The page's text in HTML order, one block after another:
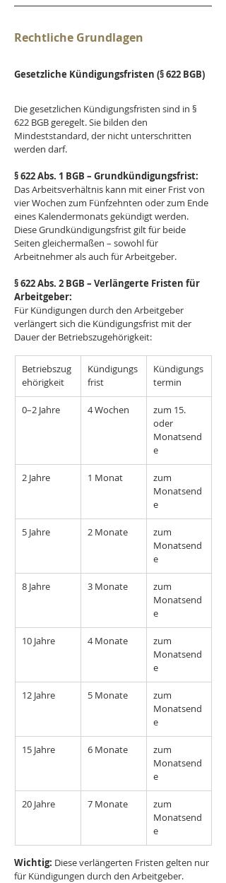
Rechtliche Grundlagen
Gesetzliche Kündigungsfristen (§ 622 BGB)
Die gesetzlichen Kündigungsfristen sind in §
622 BGB geregelt. Sie bilden den
Mindeststandard, der nicht unterschritten
werden darf.
§ 622 Abs. 1 BGB – Grundkündigungsfrist:
Das Arbeitsverhältnis kann mit einer Frist von
vier Wochen zum Fünfzehnten oder zum Ende
eines Kalendermonats gekündigt werden.
Diese Grundkündigungsfrist gilt für beide
Seiten gleichermaßen – sowohl für
Arbeitnehmer als auch für Arbeitgeber.
§ 622 Abs. 2 BGB – Verlängerte Fristen für
Arbeitgeber:
Für Kündigungen durch den Arbeitgeber
verlängert sich die Kündigungsfrist mit der
Dauer der Betriebszugehörigkeit:
Betriebszug
ehörigkeit
Kündigungs
frist
Kündigungs
termin
0–2 Jahre 4 Wochen
zum 15.
oder
Monatsend
e
2 Jahre 1 Monat
zum
Monatsend
e
5 Jahre 2 Monate
zum
Monatsend
e
8 Jahre 3 Monate
zum
Monatsend
e
10 Jahre 4 Monate
zum
Monatsend
e
12 Jahre 5 Monate
zum
Monatsend
e
15 Jahre 6 Monate
zum
Monatsend
e
20 Jahre 7 Monate
zum
Monatsend
e
Wichtig: Diese verlängerten Fristen gelten nur
für Kündigungen durch den Arbeitgeber.